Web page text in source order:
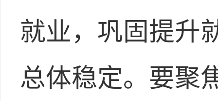
就业，巩固提升
总体稳定。要聚